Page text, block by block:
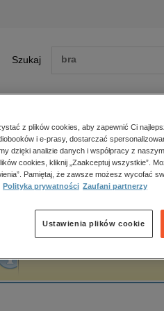
Szukaj
polityka, społeczno-informacyjne
psychologiczne
popularno-naukowe
historia
główna Mateusz Jankowski
Jankowski
z plików cookies, aby zapewnić Ci
i e-prasy, dostarczać
dzięki analizie danych i współpracy z
cookies, kliknij „Zaakceptuj wszystkie”.
Pamiętaj, że zawsze możesz wycofać
Polityka prywatności Zaufani partnerzy
Ustawienia plików cookie